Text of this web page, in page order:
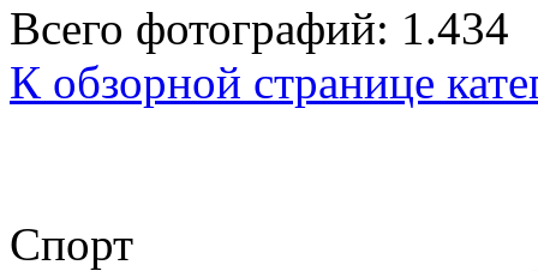
Всего фотографий: 1.434
К обзорной странице
Спорт